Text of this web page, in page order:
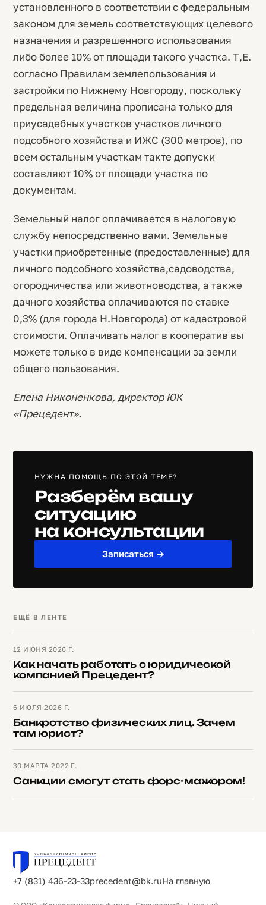
установленного в соответствии с федеральным
законом для земель соответствующих целевого
назначения и разрешенного использования
либо более 10% от площади такого участка. Т,Е.
согласно Правилам землепользования и
застройки по Нижнему Новгороду, поскольку
предельная величина прописана только для
приусадебных участков участков личного
подсобного хозяйства и ИЖС (300 метров), по
всем остальным участкам такте допуски
составляют 10% от площади участка по
документам.
Земельный налог оплачивается в налоговую
службу непосредственно вами. Земельные
участки приобретенные (предоставленные) для
личного подсобного хозяйства,садоводства,
огородничества или животноводства, а также
дачного хозяйства оплачиваются по ставке
0,3% (для города Н.Новгорода) от кадастровой
стоимости. Оплачивать налог в кооператив вы
можете только в виде компенсации за земли
общего пользования.
Елена Никоненкова, директор ЮК
«Прецедент».
НУЖНА ПОМОЩЬ ПО ЭТОЙ ТЕМЕ?
Разберём вашу
ситуацию
на консультации
Записаться →
ЕЩЁ В ЛЕНТЕ
12 ИЮНЯ 2026 Г.
Как начать работать с юридической
компанией Прецедент?
6 ИЮЛЯ 2026 Г.
Банкротство физических лиц. Зачем
там юрист?
30 МАРТА 2022 Г.
Санкции смогут стать форс-мажором!
+7 (831) 436-23-33precedent@bk.ruНа главную